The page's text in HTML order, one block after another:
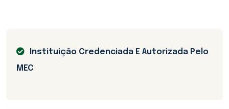
Instituição Credenciada E Autorizada Pelo
MEC